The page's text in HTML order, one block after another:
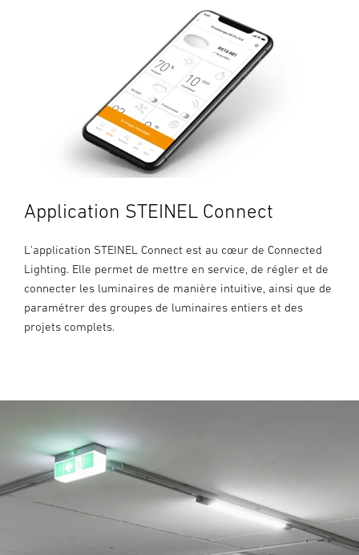
Application STEINEL Connect
L'application STEINEL Connect est au cœur de Connected
Lighting. Elle permet de mettre en service, de régler et de
connecter les luminaires de manière intuitive, ainsi que de
paramétrer des groupes de luminaires entiers et des
projets complets.